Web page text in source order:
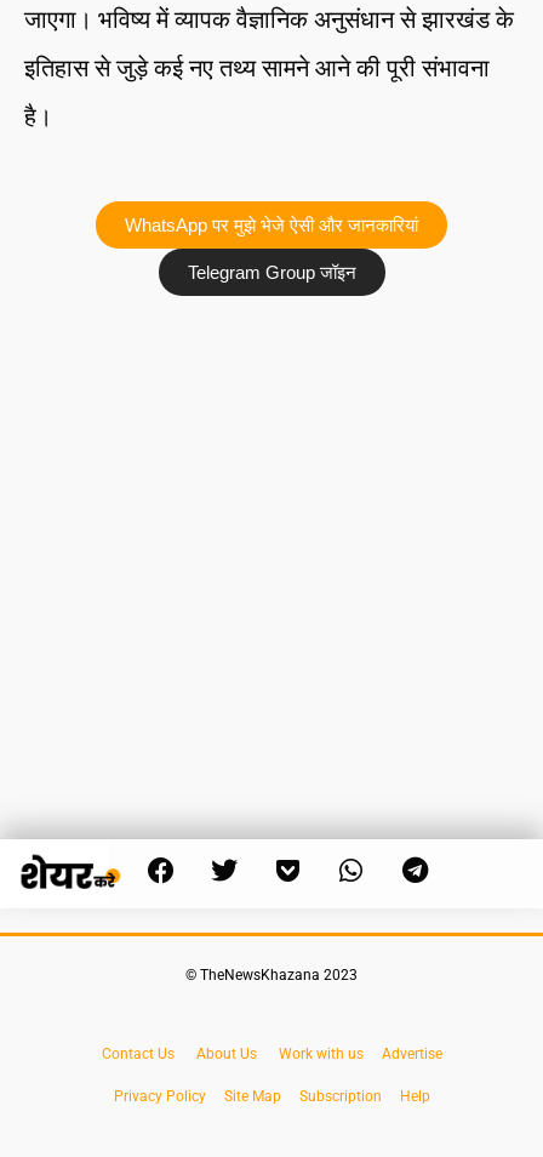
जाएगा। भविष्य में व्यापक वैज्ञानिक अनुसंधान से झारखंड के
इतिहास से जुड़े कई नए तथ्य सामने आने की पूरी संभावना
है।
WhatsApp पर मुझे भेजे ऐसी और जानकारियां
Telegram Group जॉइन
© TheNewsKhazana 2023
Contact Us About Us Work with us Advertise
Privacy Policy Site Map Subscription Help